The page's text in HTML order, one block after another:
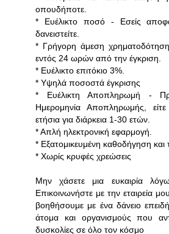
οπουδήποτε.
* Ευέλικτο ποσό - Εσείς
δανειστείτε.
* Γρήγορη άμεση
εντός 24 ωρών από την έγκριση.
* Ευέλικτο επιτόκιο 3%.
* Υψηλά ποσοστά έγκρισης
* Ευέλικτη Αποπληρωμή -
Ημερομηνία Αποπληρωμής, είτε
ετήσια για διάρκεια 1-30 ετών.
* Απλή ηλεκτρονική εφαρμογή.
* Εξατομικευμένη καθοδήγηση και
* Χωρίς κρυφές χρεώσεις
Μην χάσετε μια ευκαιρία λόγω
Επικοινωνήστε με την εταιρεία
βοηθήσουμε με ένα δάνειο
άτομα και οργανισμούς που
δυσκολίες σε όλο τον κόσμο